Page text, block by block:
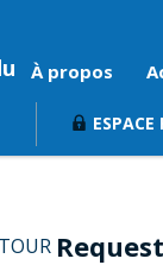
À propos
ESPACE